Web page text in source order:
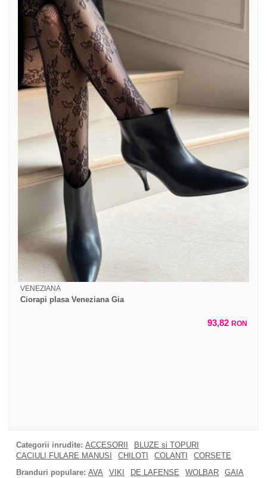
VENEZIANA
Ciorapi plasa Veneziana Gia
93,82 RON
Categorii inrudite: ACCESORII
BLUZE si TOPURI
CACIULI FULARE MANUSI
CHILOTI COLANTI
CORSETE
Branduri populare: AVA VIKI DE LAFENSE WOLBAR
GAIA